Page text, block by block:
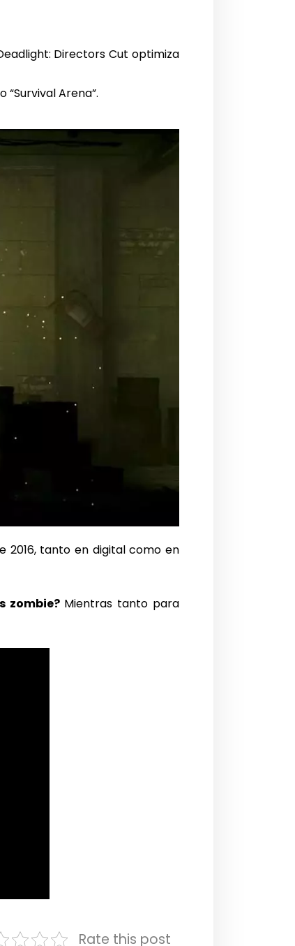
Directors Cut optimiza
Arena”.
2016, tanto en digital como en
zombie? Mientras tanto para
Rate this post